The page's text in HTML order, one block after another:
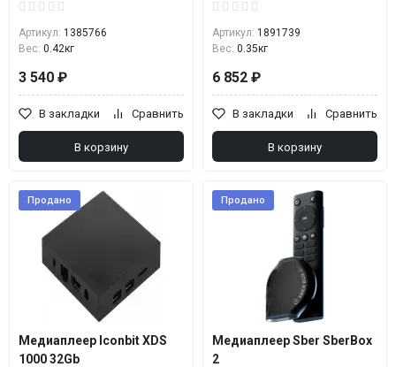
Артикул: 1385766
Вес: 0.42кг
3 540 ₽
В закладки Сравнить
В корзину
Артикул: 1891739
Вес: 0.35кг
6 852 ₽
В закладки Сравнить
В корзину
Продано
Медиаплеер Iconbit XDS
1000 32Gb
Продано
Медиаплеер Sber SberBox
2